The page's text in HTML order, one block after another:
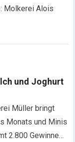
Molkerei Alois
und Joghurt
Müller bringt
Monats und Minis
2.800 Gewinne…